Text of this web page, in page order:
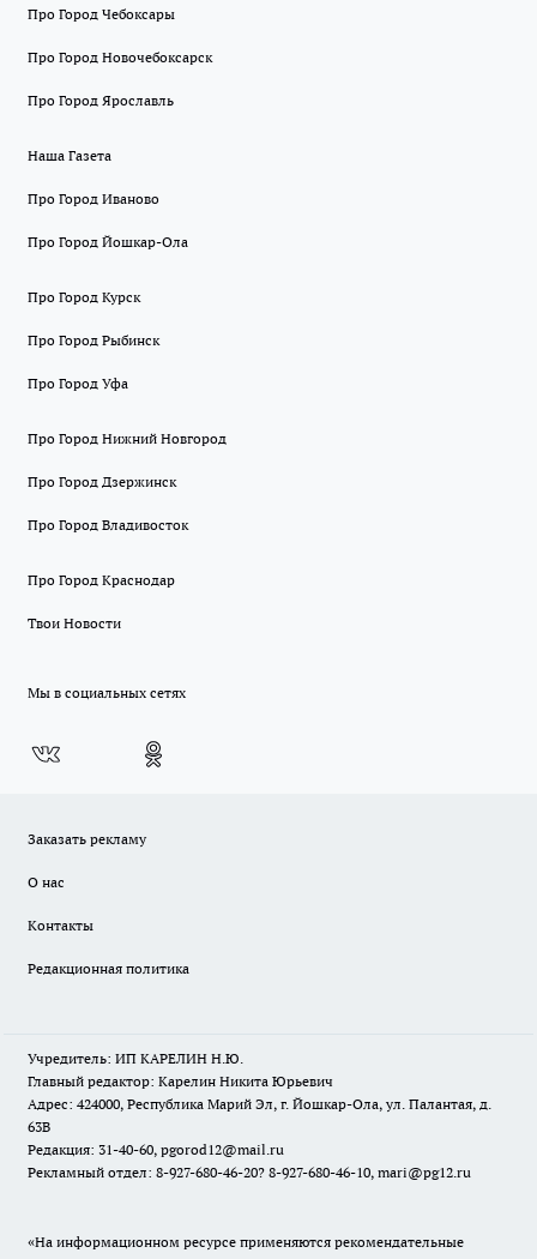
Про Город Чебоксары
Про Город Новочебоксарск
Про Город Ярославль
Наша Газета
Про Город Иваново
Про Город Йошкар-Ола
Про Город Курск
Про Город Рыбинск
Про Город Уфа
Про Город Нижний Новгород
Про Город Дзержинск
Про Город Владивосток
Про Город Краснодар
Твои Новости
Мы в социальных сетях
Заказать рекламу
О нас
Контакты
Редакционная политика
Учредитель: ИП КАРЕЛИН Н.Ю.
Главный редактор: Карелин Никита Юрьевич
Адрес: 424000, Республика Марий Эл, г. Йошкар-Ола, ул. Палантая, д.
63В
Редакция: 31-40-60, pgorod12@mail.ru
Рекламный отдел: 8-927-680-46-20? 8-927-680-46-10, mari@pg12.ru
«На информационном ресурсе применяются рекомендательные